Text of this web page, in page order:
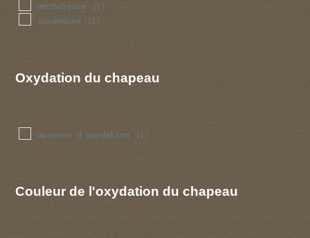
mechuleuse (1)
squameuse (1)
Oxydation du chapeau
absence d oxydation (1)
Couleur de l'oxydation du chapeau